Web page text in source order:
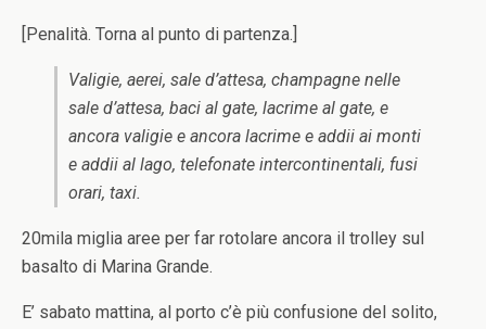
[Penalità. Torna al punto di partenza.]
Valigie, aerei, sale d’attesa, champagne nelle
sale d’attesa, baci al gate, lacrime al gate, e
ancora valigie e ancora lacrime e addii ai monti
e addii al lago, telefonate intercontinentali, fusi
orari, taxi.
20mila miglia aree per far rotolare ancora il trolley sul
basalto di Marina Grande.
E’ sabato mattina, al porto c’è più confusione del solito,